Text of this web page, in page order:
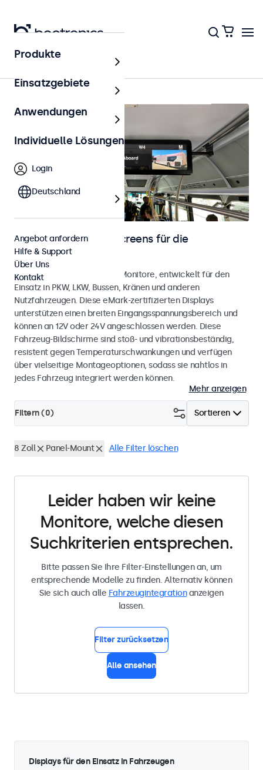
Fahrzeugintegration
Monitore und Touchscreens für die
Fahrzeugintegration
Monitore und Touchscreen-Monitore, entwickelt für den
Einsatz in PKW, LKW, Bussen, Kränen und anderen
Nutzfahrzeugen. Diese eMark-zertifizierten Displays
unterstützen einen breiten Eingangsspannungsbereich und
können an 12V oder 24V angeschlossen werden. Diese
Fahrzeug-Bildschirme sind stoß- und vibrationsbeständig,
resistent gegen Temperaturschwankungen und verfügen
über vielseitige Montageoptionen, sodass sie nahtlos in
jedes Fahrzeug integriert werden können.
Mehr anzeigen
Sortieren
Filtern (0)
8 Zoll Panel-Mount Alle Filter löschen
Leider haben wir keine
Monitore, welche diesen
Suchkriterien entsprechen.
Bitte passen Sie Ihre Filter-Einstellungen an, um
entsprechende Modelle zu finden. Alternativ können
Sie sich auch alle Fahrzeugintegrationanzeigen
lassen.
Filter zurücksetzen
Alle ansehen
Displays für den Einsatz in Fahrzeugen
Produkte
Einsatzgebiete
Anwendungen
Individuelle Lösungen
Login
Deutschland
Angebot anfordern
Hilfe & Support
Über Uns
Kontakt